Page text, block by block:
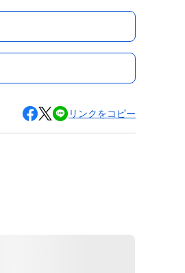
リンクをコピー